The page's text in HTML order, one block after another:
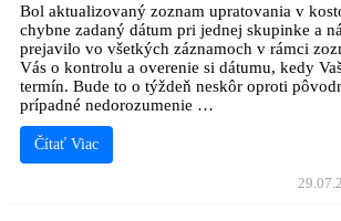
Bol aktualizovaný zoznam upratovania v
chybne zadaný dátum pri jednej skupinke a
prejavilo vo všetkých záznamoch v rámci
Vás o kontrolu a overenie si dátumu, kedy
termín. Bude to o týždeň neskôr oproti
prípadné nedorozumenie …
Čítať Viac